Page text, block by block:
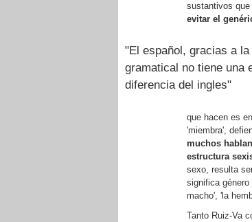
sustantivos que
evitar el
"El español, gracias a
gramatical no tiene una
diferencia del ingles"
que hacen es
'miembra',
muchos
estructura
sexo, resulta
significa género
macho', 'la
Tanto Ruiz-Va